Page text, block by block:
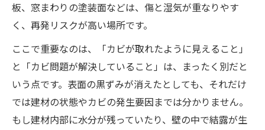
板、窓まわりの塗装面などは、傷と湿気が重なりやす
く、再発リスクが高い場所です。
ここで重要なのは、「カビが取れたように見えること」
と「カビ問題が解決していること」は、まったく別だと
いう点です。表面の黒ずみが消えたとしても、それだけ
では建材の状態やカビの発生要因までは分かりません。
もし建材内部に水分が残っていたり、壁の中で結露が生